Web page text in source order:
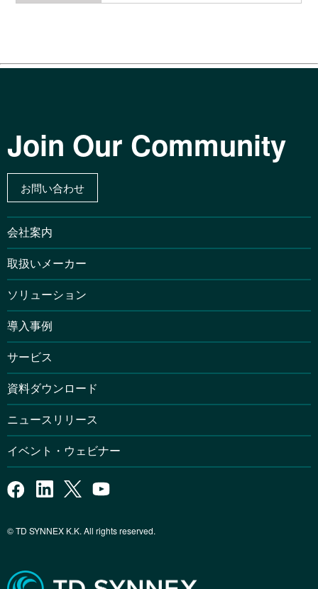
Join Our Community
お問い合わせ
会社案内
取扱いメーカー
ソリューション
導入事例
サービス
資料ダウンロード
ニュースリリース
イベント・ウェビナー
© TD SYNNEX K.K. All rights reserved.